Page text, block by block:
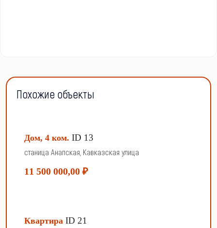
Похожие объекты
Дом, 4 ком. ID 13
станица Анапская, Кавказская улица
11 500 000,00 ₽
Квартира ID 21